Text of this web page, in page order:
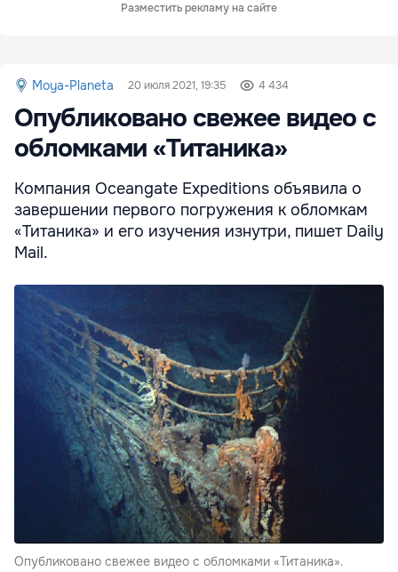
Разместить рекламу на сайте
Moya-Planeta 20 июля 2021, 19:35 4 434
Опубликовано свежее видео с
обломками «Титаника»
Компания Oceangate Expeditions объявила о
завершении первого погружения к обломкам
«Титаника» и его изучения изнутри, пишет Daily
Mail.
Опубликовано свежее видео с обломками «Титаника».